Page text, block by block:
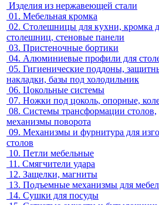
Изделия из нержавеющей стали
01. Мебельная кромка
02. Столешницы для кухни, кромка
столешниц, стеновые панели
03. Пристеночные бортики
04. Алюминиевые профили для
05. Гигиенические поддоны,
накладки, базы под холодильник
06. Цокольные системы
07. Ножки под цоколь, опорные,
08. Системы трансформации столов,
механизмы поворота
09. Механизмы и фурнитура для
столов
10. Петли мебельные
11. Смягчители удара
12. Защелки, магниты
13. Подъемные механизмы для
14. Сушки для посуды